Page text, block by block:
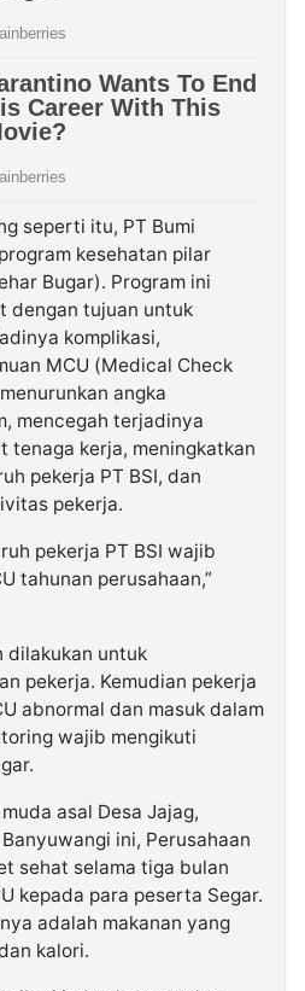
seperti itu, PT Bumi
kesehatan pilar
Bugar). Program ini
dengan tujuan untuk
komplikasi,
MCU (Medical Check
angka
mencegah terjadinya
tenaga kerja, meningkatkan
pekerja PT BSI, dan
pekerja.
pekerja PT BSI wajib
tahunan perusahaan,”
dilakukan untuk
pekerja. Kemudian pekerja
abnormal dan masuk dalam
wajib mengikuti
asal Desa Jajag,
ini, Perusahaan
sehat selama tiga bulan
kepada para peserta Segar.
adalah makanan yang
kalori.